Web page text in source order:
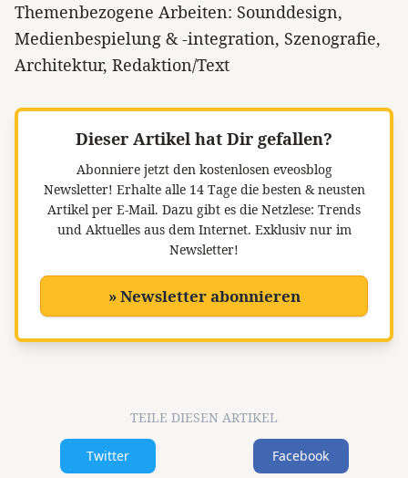
Themenbezogene Arbeiten: Sounddesign,
Medienbespielung & -integration, Szenografie,
Architektur, Redaktion/Text
Dieser Artikel hat Dir gefallen?
Abonniere jetzt den kostenlosen eveosblog
Newsletter! Erhalte alle 14 Tage die besten & neusten
Artikel per E-Mail. Dazu gibt es die Netzlese: Trends
und Aktuelles aus dem Internet. Exklusiv nur im
Newsletter!
» Newsletter abonnieren
TEILE DIESEN ARTIKEL
Twitter Facebook